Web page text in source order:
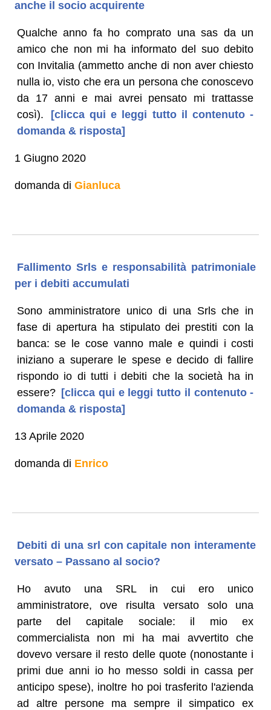
anche il socio acquirente
Qualche anno fa ho comprato una sas da un
amico che non mi ha informato del suo debito
con Invitalia (ammetto anche di non aver chiesto
nulla io, visto che era un persona che conoscevo
da 17 anni e mai avrei pensato mi trattasse
così).
[clicca qui e leggi tutto il contenuto -
domanda & risposta]
1 Giugno 2020
domanda di Gianluca
Fallimento Srls e responsabilità patrimoniale
per i debiti accumulati
Sono amministratore unico di una Srls che in
fase di apertura ha stipulato dei prestiti con la
banca: se le cose vanno male e quindi i costi
iniziano a superare le spese e decido di fallire
rispondo io di tutti i debiti che la società ha in
essere? [clicca qui e leggi tutto il contenuto -
domanda & risposta]
13 Aprile 2020
domanda di Enrico
Debiti di una srl con capitale non interamente
versato – Passano al socio?
Ho avuto una SRL in cui ero unico
amministratore, ove risulta versato solo una
parte del capitale sociale: il mio ex
commercialista non mi ha mai avvertito che
dovevo versare il resto delle quote (nonostante i
primi due anni io ho messo soldi in cassa per
anticipo spese), inoltre ho poi trasferito l'azienda
ad altre persone ma sempre il simpatico ex